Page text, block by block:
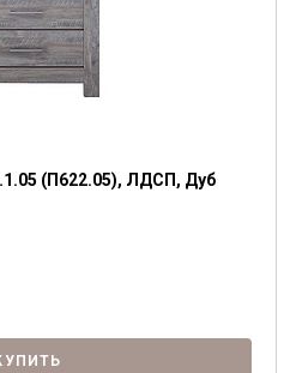
(П622.05), ЛДСП, Дуб